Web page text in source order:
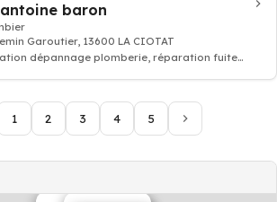
baron
Garoutier, 13600 LA CIOTAT
dépannage plomberie, réparation fuite
1 2 3 4 5